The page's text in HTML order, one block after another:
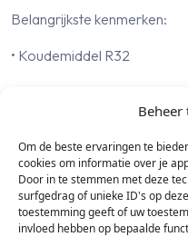
Om de beste ervaringen te
cookies om informatie over je
Door in te stemmen met deze
surfgedrag of unieke ID's op
toestemming geeft of uw
invloed hebben op bepaalde
Belangrijkste kenmerken:
• Koudemiddel R32
• Energie-efficiëntie met
• Uitstekende koel- en
werking
• Ingebouwde WiFi en